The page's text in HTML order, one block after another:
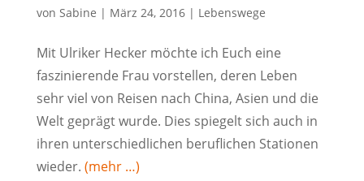
von Sabine | März 24, 2016| Lebenswege
Mit Ulriker Hecker möchte ich Euch eine
faszinierende Frau vorstellen, deren Leben
sehr viel von Reisen nach China, Asien und die
Welt geprägt wurde. Dies spiegelt sich auch in
ihren unterschiedlichen beruflichen Stationen
wieder. (mehr …)